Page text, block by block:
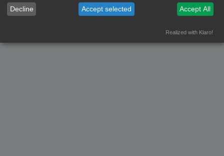
Privacy|Gebruikersvoorwaarden
Decline Accept selected Accept All
Realized with Klaro!